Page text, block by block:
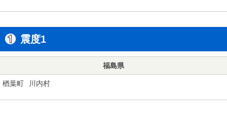
震度1
福島県
楢葉町 川内村